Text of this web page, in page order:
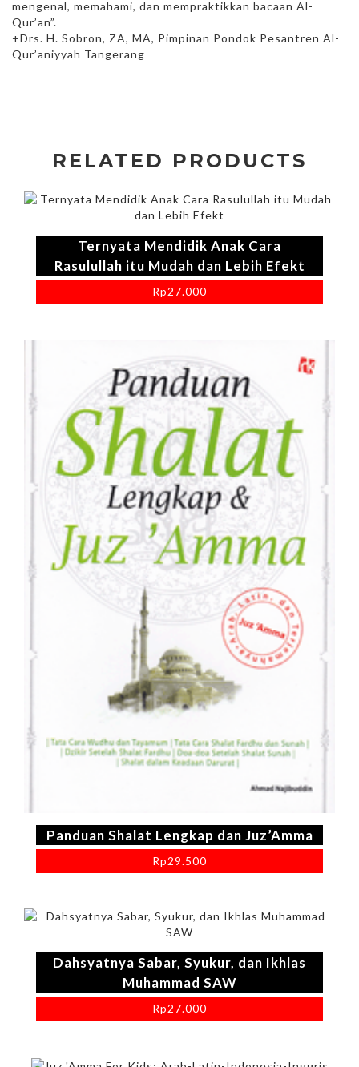
mengenal, memahami, dan mempraktikkan bacaan Al-
Qur’an”.
+Drs. H. Sobron, ZA, MA, Pimpinan Pondok Pesantren Al-
Qur’aniyyah Tangerang
RELATED PRODUCTS
Ternyata Mendidik Anak Cara
Rasulullah itu Mudah dan Lebih Efekt
Rp27.000
Panduan Shalat Lengkap dan Juz’Amma
Rp29.500
Dahsyatnya Sabar, Syukur, dan Ikhlas
Muhammad SAW
Rp27.000